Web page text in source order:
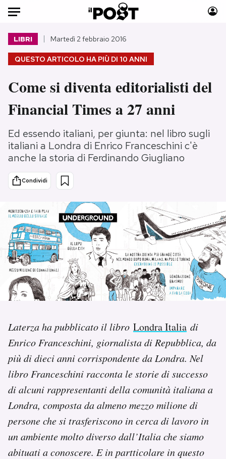
Auto
HOME
Italia
Politica
Tecnologia
Internet
Scienza
Cultura
Economia
Moda
Consumismi
Storie/Idee
Ok Boomer!
Media
PODCAST
NEWSLETTER
SHOP
CALENDARIO
AREA PERSONALE
Area Personale
Newsletter
QUESTO ARTICOLO HA PIÙ DI 10 ANNI
LIBRI Martedì 2 febbraio 2016
Come si diventa editorialisti del
Financial Times a 27 anni
Ed essendo italiani, per giunta: nel libro sugli
italiani a Londra di Enrico Franceschini c'è
anche la storia di Ferdinando Giugliano
Condividi
Laterza ha pubblicato il libro Londra Italia di
Enrico Franceschini, giornalista di Repubblica, da
più di dieci anni corrispondente da Londra. Nel
libro Franceschini racconta le storie di successo
di alcuni rappresentanti della comunità italiana a
Londra, composta da almeno mezzo milione di
persone che si trasferiscono in cerca di lavoro in
un ambiente molto diverso dall’Italia che siamo
abituati a conoscere. E in partticolare in questo